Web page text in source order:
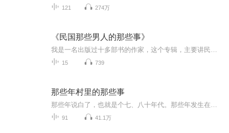
121 274万
《民国那些男人的那些事》
15 739
那些年村里的那些事
91 41.1万